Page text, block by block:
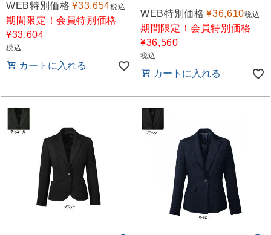
WEB特別価格 ¥33,654税込
期間限定！会員特別価格
¥33,604
税込
カートに入れる
WEB特別価格 ¥36,610税込
期間限定！会員特別価格
¥36,560
税込
カートに入れる